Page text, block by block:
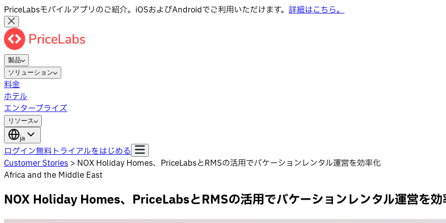
PriceLabsモバイルアプリのご紹介。iOSおよびAndroidでご利用いただけます。 詳細はこちら。
製品
ソリューション
料金
ホテル
エンタープライズ
リソース
ja
ログイン無料トライアルをはじめる
Customer Stories > NOX Holiday Homes、PriceLabsとRMSの活用でバケーションレンタル運営を効率化
Africa and the Middle East
NOX Holiday Homes、PriceLabsとRMSの活用でバケーションレンタル運営を効